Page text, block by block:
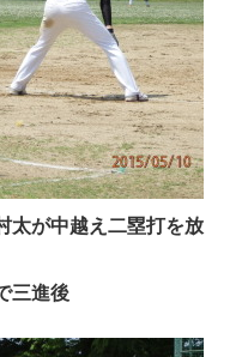
太が中越え二塁打を放
三進後